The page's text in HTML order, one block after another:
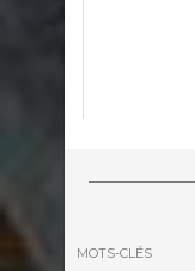
MOTS-CLÉS